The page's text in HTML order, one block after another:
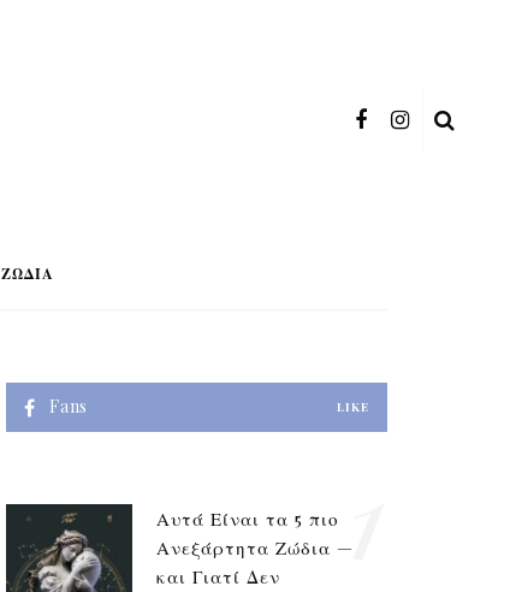
ΖΏΔΙΑ
Fans LIKE
Αυτά Είναι τα 5 πιο
Ανεξάρτητα Ζώδια —
και Γιατί Δεν
1